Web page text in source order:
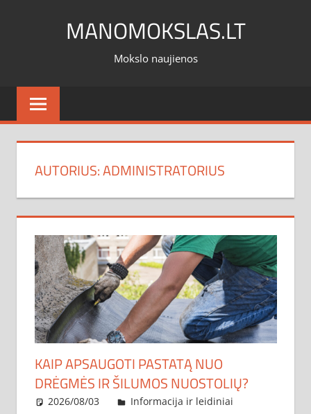
MANOMOKSLAS.LT
Mokslo naujienos
AUTORIUS:ADMINISTRATORIUS
KAIP APSAUGOTI PASTATĄ NUO
DRĖGMĖS IR ŠILUMOS NUOSTOLIŲ?
2026/08/03 administratorius
Informacija ir leidiniai